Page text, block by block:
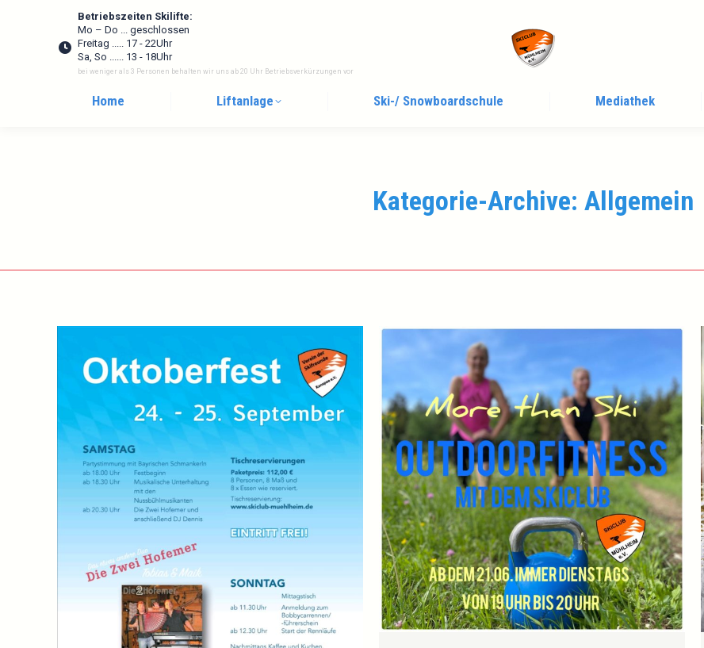
Betriebszeiten Skilifte:
Mo – Do ... geschlossen
Freitag ..... 17 - 22Uhr
Sa, So ...... 13 - 18Uhr
bei weniger als 3 Personen behalten wir uns ab 20 Uhr Betriebsverkürzungen vor
Home Liftanlage Ski-/ Snowboardschule Mediathek
Kategorie-Archive: Allgemein